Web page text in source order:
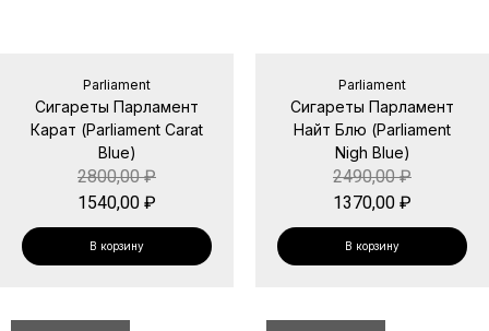
Parliament
Сигареты Парламент
Карат (Parliament Carat
Blue)
2800,00₽
1540,00 ₽
В корзину
Parliament
Сигареты Парламент
Найт Блю (Parliament
Nigh Blue)
2490,00₽
1370,00 ₽
В корзину